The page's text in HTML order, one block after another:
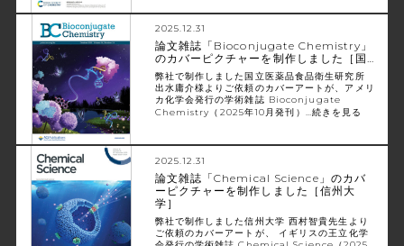
2025.12.31
論文雑誌「Bioconjugate Chemistry」
のカバーピクチャーを制作しました［国…
弊社で制作しました国立医薬品食品衛生研究所
出水庸介様よりご依頼のカバーアートが、アメリ
カ化学会発行の学術雑誌 Bioconjugate
Chemistry（2025年10月発刊）…続きを見る
2025.12.31
論文雑誌「Chemical Science」のカバ
ーピクチャーを制作しました［信州大
学］
弊社で制作しました信州大学 西村智貴先生より
ご依頼のカバーアートが、 イギリスの王立化学